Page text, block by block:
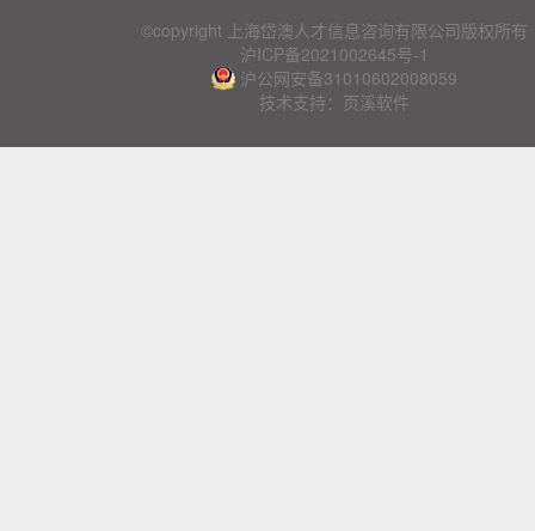
©copyright 上海岱澳人才信息咨询有限公司版权所有
沪ICP备2021002645号-1
沪公网安备31010602008059
技术支持：页溪软件